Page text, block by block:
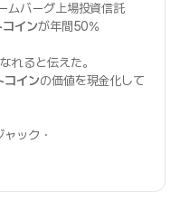
ムバーグ上場投資信託
インが年間50%
れると伝えた。
コインの価値を現金化して
ック・